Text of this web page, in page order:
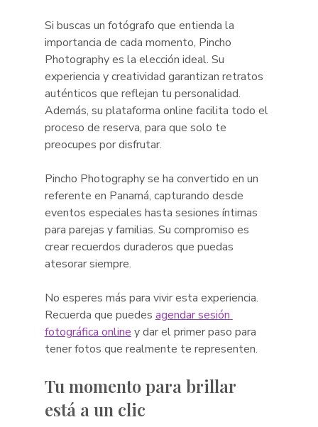
Si buscas un fotógrafo que entienda la
importancia de cada momento, Pincho
Photography es la elección ideal. Su
experiencia y creatividad garantizan retratos
auténticos que reflejan tu personalidad.
Además, su plataforma online facilita todo el
proceso de reserva, para que solo te
preocupes por disfrutar.
Pincho Photography se ha convertido en un
referente en Panamá, capturando desde
eventos especiales hasta sesiones íntimas
para parejas y familias. Su compromiso es
crear recuerdos duraderos que puedas
atesorar siempre.
No esperes más para vivir esta experiencia.
Recuerda que puedes agendar sesión
fotográfica online y dar el primer paso para
tener fotos que realmente te representen.
Tu momento para brillar
está a un clic